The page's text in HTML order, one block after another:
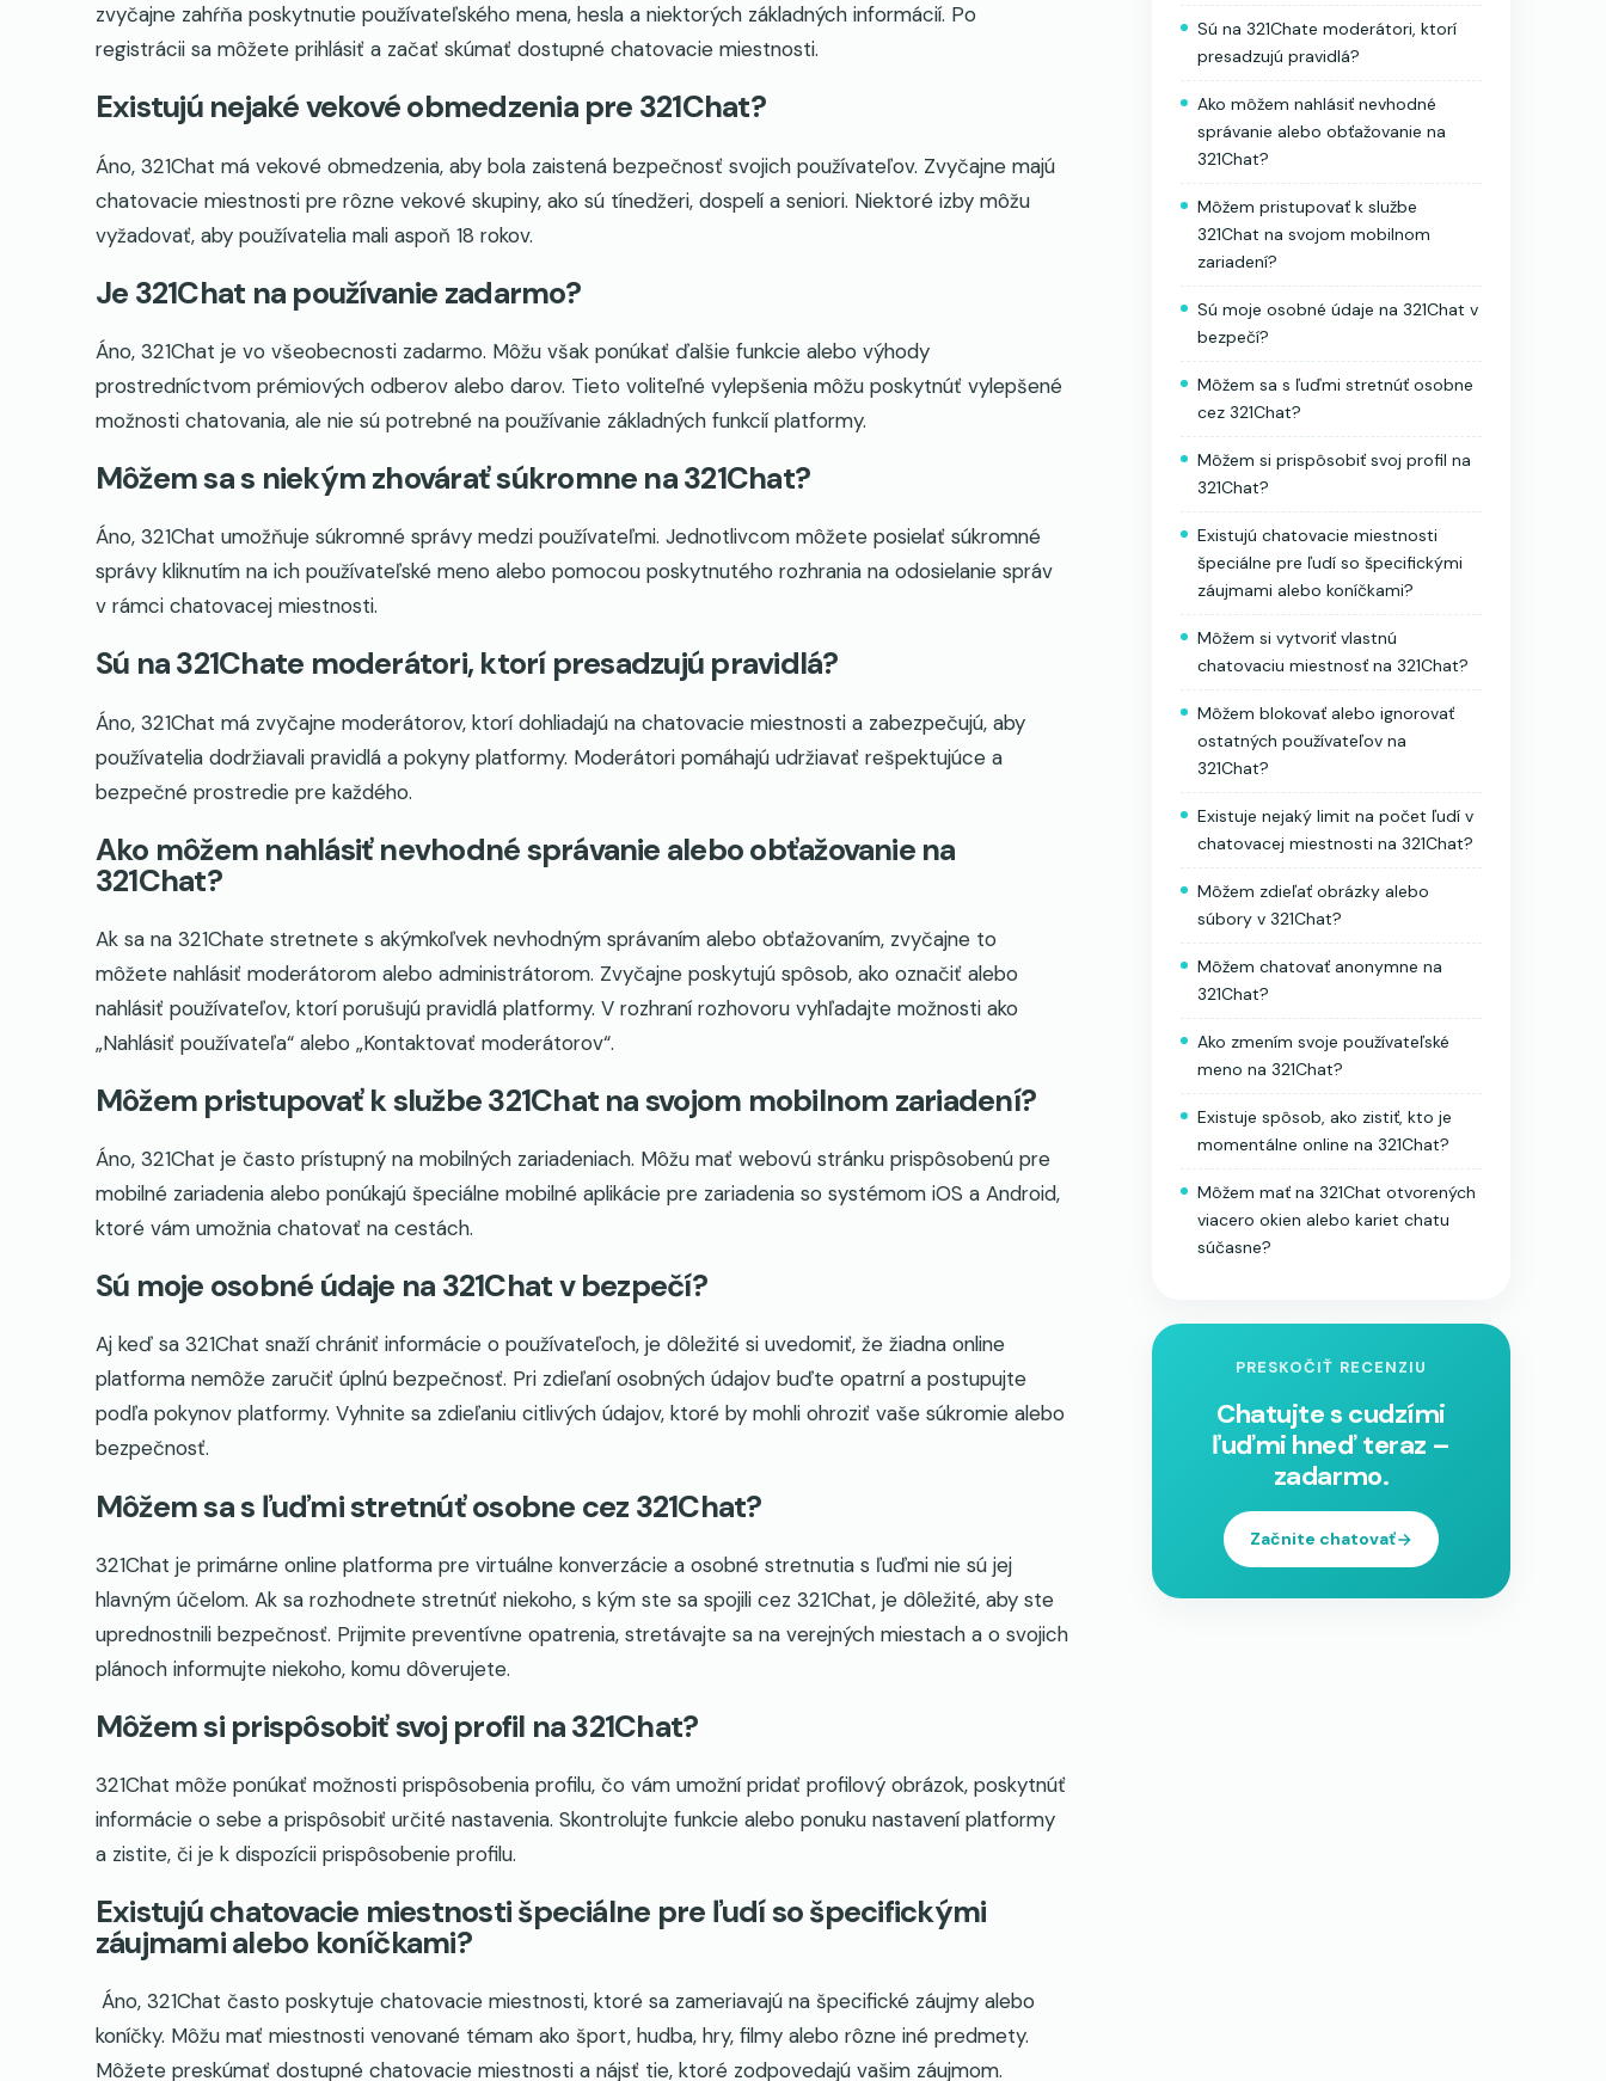
zvyčajne zahŕňa poskytnutie používateľského mena, hesla a niektorých základných informácií. Po
registrácii sa môžete prihlásiť a začať skúmať dostupné chatovacie miestnosti.
Existujú nejaké vekové obmedzenia pre 321Chat?
Áno, 321Chat má vekové obmedzenia, aby bola zaistená bezpečnosť svojich používateľov. Zvyčajne majú
chatovacie miestnosti pre rôzne vekové skupiny, ako sú tínedžeri, dospelí a seniori. Niektoré izby môžu
vyžadovať, aby používatelia mali aspoň 18 rokov.
Je 321Chat na používanie zadarmo?
Áno, 321Chat je vo všeobecnosti zadarmo. Môžu však ponúkať ďalšie funkcie alebo výhody
prostredníctvom prémiových odberov alebo darov. Tieto voliteľné vylepšenia môžu poskytnúť vylepšené
možnosti chatovania, ale nie sú potrebné na používanie základných funkcií platformy.
Môžem sa s niekým zhovárať súkromne na 321Chat?
Áno, 321Chat umožňuje súkromné správy medzi používateľmi. Jednotlivcom môžete posielať súkromné
správy kliknutím na ich používateľské meno alebo pomocou poskytnutého rozhrania na odosielanie správ
v rámci chatovacej miestnosti.
Sú na 321Chate moderátori, ktorí presadzujú pravidlá?
Áno, 321Chat má zvyčajne moderátorov, ktorí dohliadajú na chatovacie miestnosti a zabezpečujú, aby
používatelia dodržiavali pravidlá a pokyny platformy. Moderátori pomáhajú udržiavať rešpektujúce a
bezpečné prostredie pre každého.
Ako môžem nahlásiť nevhodné správanie alebo obťažovanie na
321Chat?
Ak sa na 321Chate stretnete s akýmkoľvek nevhodným správaním alebo obťažovaním, zvyčajne to
môžete nahlásiť moderátorom alebo administrátorom. Zvyčajne poskytujú spôsob, ako označiť alebo
nahlásiť používateľov, ktorí porušujú pravidlá platformy. V rozhraní rozhovoru vyhľadajte možnosti ako
„Nahlásiť používateľa“ alebo „Kontaktovať moderátorov“.
Môžem pristupovať k službe 321Chat na svojom mobilnom zariadení?
Áno, 321Chat je často prístupný na mobilných zariadeniach. Môžu mať webovú stránku prispôsobenú pre
mobilné zariadenia alebo ponúkajú špeciálne mobilné aplikácie pre zariadenia so systémom iOS a Android,
ktoré vám umožnia chatovať na cestách.
Sú moje osobné údaje na 321Chat v bezpečí?
Aj keď sa 321Chat snaží chrániť informácie o používateľoch, je dôležité si uvedomiť, že žiadna online
platforma nemôže zaručiť úplnú bezpečnosť. Pri zdieľaní osobných údajov buďte opatrní a postupujte
podľa pokynov platformy. Vyhnite sa zdieľaniu citlivých údajov, ktoré by mohli ohroziť vaše súkromie alebo
bezpečnosť.
Môžem sa s ľuďmi stretnúť osobne cez 321Chat?
321Chat je primárne online platforma pre virtuálne konverzácie a osobné stretnutia s ľuďmi nie sú jej
hlavným účelom. Ak sa rozhodnete stretnúť niekoho, s kým ste sa spojili cez 321Chat, je dôležité, aby ste
uprednostnili bezpečnosť. Prijmite preventívne opatrenia, stretávajte sa na verejných miestach a o svojich
plánoch informujte niekoho, komu dôverujete.
Môžem si prispôsobiť svoj profil na 321Chat?
321Chat môže ponúkať možnosti prispôsobenia profilu, čo vám umožní pridať profilový obrázok, poskytnúť
informácie o sebe a prispôsobiť určité nastavenia. Skontrolujte funkcie alebo ponuku nastavení platformy
a zistite, či je k dispozícii prispôsobenie profilu.
Existujú chatovacie miestnosti špeciálne pre ľudí so špecifickými
záujmami alebo koníčkami?
Áno, 321Chat často poskytuje chatovacie miestnosti, ktoré sa zameriavajú na špecifické záujmy alebo
koníčky. Môžu mať miestnosti venované témam ako šport, hudba, hry, filmy alebo rôzne iné predmety.
Môžete preskúmať dostupné chatovacie miestnosti a nájsť tie, ktoré zodpovedajú vašim záujmom.
Sú na 321Chate moderátori, ktorí
presadzujú pravidlá?
Ako môžem nahlásiť nevhodné
správanie alebo obťažovanie na
321Chat?
Môžem pristupovať k službe
321Chat na svojom mobilnom
zariadení?
Sú moje osobné údaje na 321Chat v
bezpečí?
Môžem sa s ľuďmi stretnúť osobne
cez 321Chat?
Môžem si prispôsobiť svoj profil na
321Chat?
Existujú chatovacie miestnosti
špeciálne pre ľudí so špecifickými
záujmami alebo koníčkami?
Môžem si vytvoriť vlastnú
chatovaciu miestnosť na 321Chat?
Môžem blokovať alebo ignorovať
ostatných používateľov na
321Chat?
Existuje nejaký limit na počet ľudí v
chatovacej miestnosti na 321Chat?
Môžem zdieľať obrázky alebo
súbory v 321Chat?
Môžem chatovať anonymne na
321Chat?
Ako zmením svoje používateľské
meno na 321Chat?
Existuje spôsob, ako zistiť, kto je
momentálne online na 321Chat?
Môžem mať na 321Chat otvorených
viacero okien alebo kariet chatu
súčasne?
PRESKOČIŤ RECENZIU
Chatujte s cudzími
ľuďmi hneď teraz –
zadarmo.
Začnite chatovať